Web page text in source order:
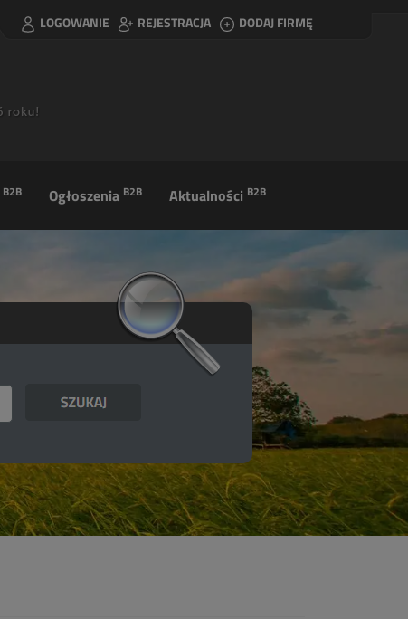
LOGOWANIE REJESTRACJA DODAJ FIRMĘ
B2B Ogłoszenia B2B Aktualności B2B